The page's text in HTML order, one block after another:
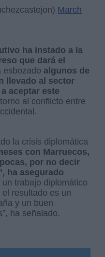
March
ha instado a la
que dará el
esbozado algunos de
llevado al sector
aceptar este
al conflicto entre
la crisis diplomática
con Marruecos,
por no decir
ha asegurado
un trabajo diplomático
resultado es un
y un buen
ha señalado.